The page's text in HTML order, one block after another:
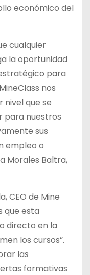
económico del
cualquier
la oportunidad
para
nos
que se
para nuestros
sus
empleo o
Morales Baltra,
CEO de Mine
que esta
directo en la
los cursos”.
las
formativas